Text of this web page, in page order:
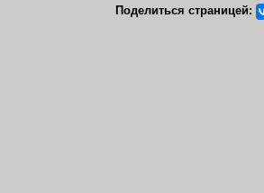
Поделиться страницей: